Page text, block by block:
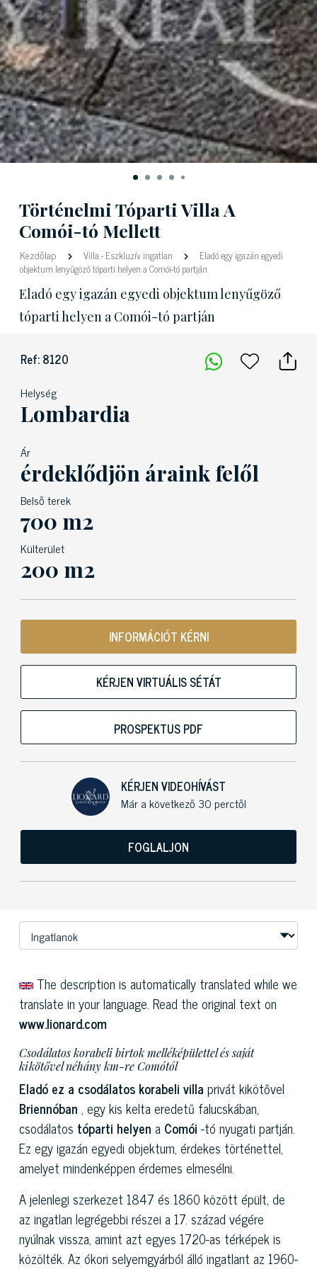
Történelmi Tóparti Villa A
Comói-tó Mellett
Kezdőlap Villa-Eszkluzív ingatlan
Eladó egy igazán egyedi
objektum lenyűgöző tóparti helyen a Comói-tó partján
Eladó egy igazán egyedi objektum lenyűgöző
tóparti helyen a Comói-tó partján
Ref: 8120
Helység
Lombardia
Ár
érdeklődjön áraink felől
Belső terek
700 m2
Külterület
200 m2
INFORMÁCIÓT KÉRNI
KÉRJEN VIRTUÁLIS SÉTÁT
PROSPEKTUS PDF
KÉRJEN VIDEOHÍVÁST
Már a következő 30 perctől
FOGLALJON
The description is automatically translated while we
translate in your language. Read the original text on
www.lionard.com
Csodálatos korabeli birtok melléképülettel és saját
kikötővel néhány km-re Comótól
Eladó ez a csodálatos korabeli villa privát kikötővel
Briennóban , egy kis kelta eredetű falucskában,
csodálatos tóparti helyen a Comói -tó nyugati partján.
Ez egy igazán egyedi objektum, érdekes történettel,
amelyet mindenképpen érdemes elmesélni.
A jelenlegi szerkezet 1847 és 1860 között épült, de
az ingatlan legrégebbi részei a 17. század végére
nyúlnak vissza, amint azt egyes 1720-as térképek is
közölték. Az ókori selyemgyárból álló ingatlant az 1960-